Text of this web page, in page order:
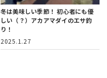
冬は美味しい季節！初心者にも優
しい（？）アカアマダイのエサ釣
り！
2025.1.27